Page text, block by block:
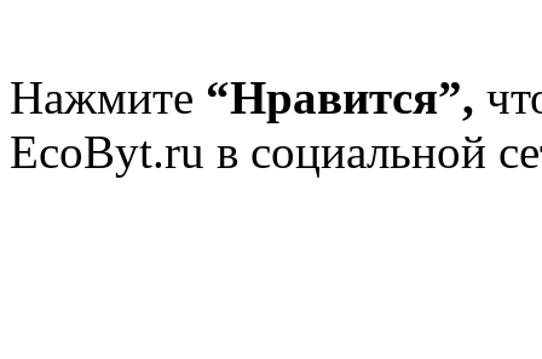
Нажмите “Нравится”,
EcoByt.ru в социальной